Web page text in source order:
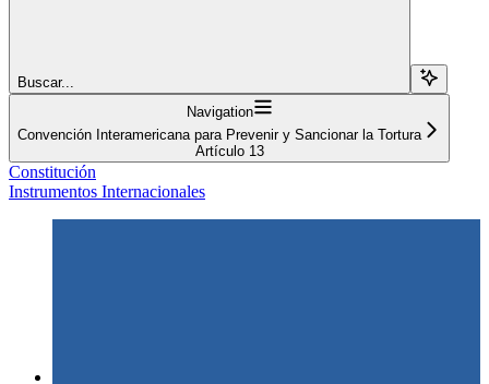
Buscar...
Navigation
Convención Interamericana para Prevenir y Sancionar la Tortura
Artículo 13
Constitución
Instrumentos Internacionales